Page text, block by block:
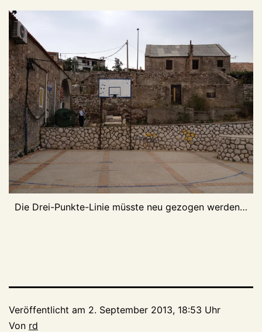
Die Drei-Punkte-Linie müsste neu gezogen werden…
Veröffentlicht am 2. September 2013, 18:53 Uhr
Von rd